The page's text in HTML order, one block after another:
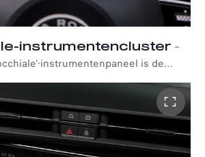
instrumentencluster –
instrumentenpaneel is de
rijervaringen, dankzij
bedieningselementen.